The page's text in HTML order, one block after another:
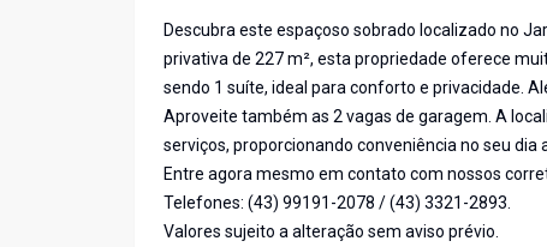
Descubra este espaçoso sobrado localizado no
privativa de 227 m², esta propriedade oferece
sendo 1 suíte, ideal para conforto e privacidade.
Aproveite também as 2 vagas de garagem. A
serviços, proporcionando conveniência no seu dia
Entre agora mesmo em contato com nossos
Telefones: (43) 99191-2078 / (43) 3321-2893.
Valores sujeito a alteração sem aviso prévio.